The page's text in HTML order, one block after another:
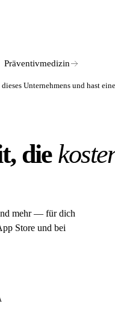
und wächst
Präventivmedizin
Unternehmens und hast
die
mehr — für dich
Store und bei